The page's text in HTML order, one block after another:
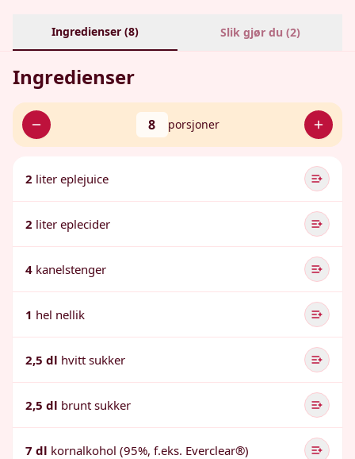
Ingredienser (8) Slik gjør du (2)
Ingredienser
8 porsjoner
2 liter eplejuice
2 liter eplecider
4 kanelstenger
1 hel nellik
2,5 dl hvitt sukker
2,5 dl brunt sukker
7 dl kornalkohol (95%, f.eks. Everclear®)